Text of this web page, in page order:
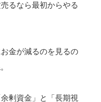
るなら最初からやる
金が減るのを見るの
剰資金」と「長期視